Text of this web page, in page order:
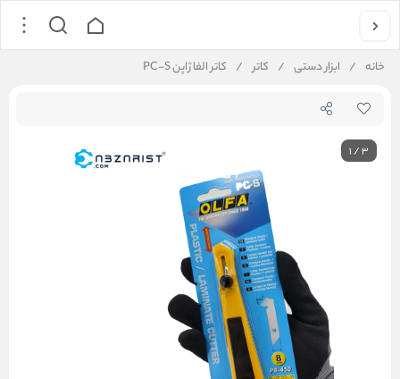
خانه / ابزار دستی / کاتر / کاتر الفا ژاپن PC-S
1/3